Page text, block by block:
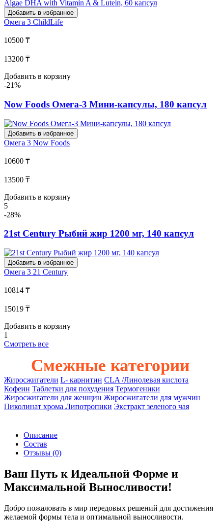
Добавить в избранное
Омега 3 ChildLife
10500 ₸
13200 ₸
Добавить в корзину
-21%
Now Foods Омега-3 Мини-капсулы, 180 капсул
Добавить в избранное
Омега 3 Now Foods
10600 ₸
13500 ₸
Добавить в корзину
5
-28%
21st Century Рыбий жир 1200 мг, 140 капсул
Добавить в избранное
Омега 3 21 Century
10814 ₸
15019 ₸
Добавить в корзину
1
Смотреть все
Смежные категории
Жиросжигатели L- карнитин CLA /Линолевая кислота
Кофеин Таблетки для похудения Термогеники
Жиросжигатели для женщин Жиросжигатели для мужчин
Пиколинат хрома Липотропики Экстракт зеленого чая
Описание
Состав
Отзывы (0)
Ваш Путь к Идеальной Форме и
Максимальной Выносливости!
Добро пожаловать в мир передовых решений для достижения
желаемой формы тела и оптимальной выносливости.